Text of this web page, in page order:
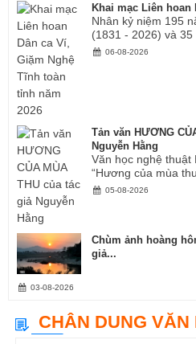
Khai mạc Liên hoan
Nhân kỷ niệm 195
(1831 - 2026) và 35
06-08-2026
Tản văn HƯƠNG
Nguyễn Hằng
Văn học nghệ thuật
“Hương của mùa
05-08-2026
Chùm ảnh hoàng
giả...
03-08-2026
CHÂN DUNG VĂN